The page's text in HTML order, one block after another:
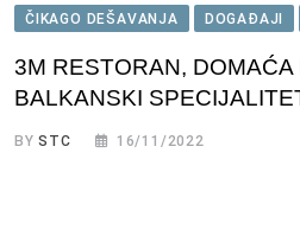
ČIKAGO DEŠAVANJA DOGAĐAJI
3M RESTORAN, DOMAĆA
BALKANSKI
BYSTC 16/11/2022